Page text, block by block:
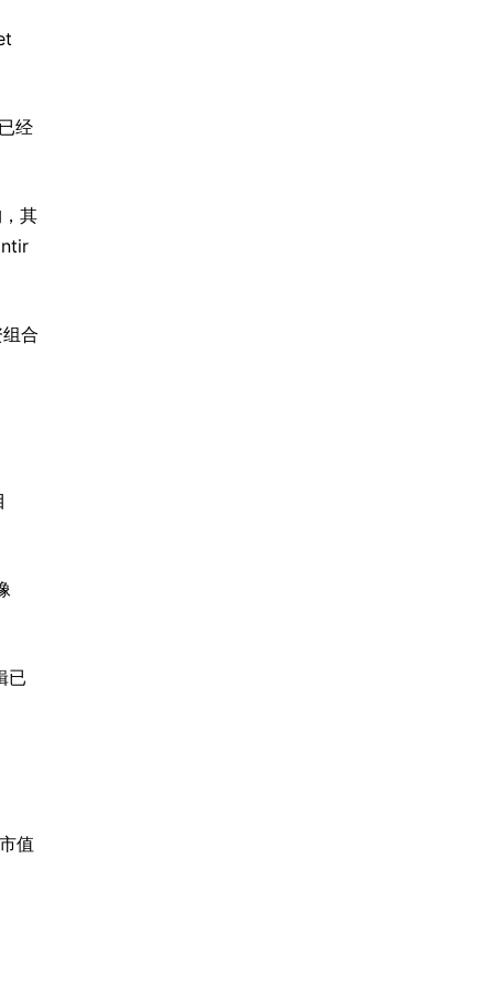
经
其
合
已
值